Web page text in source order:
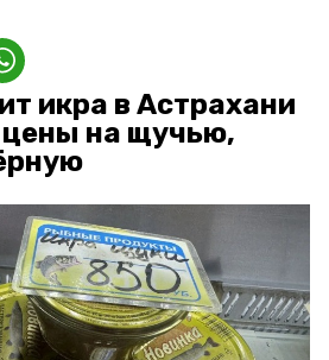
икра в Астрахани
цены на щучью,